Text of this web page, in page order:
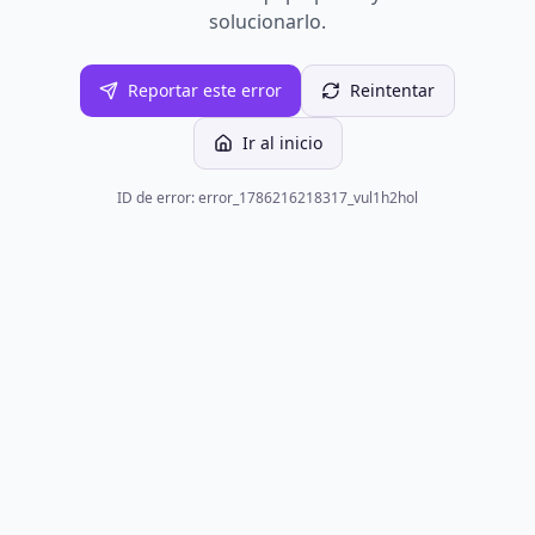
solucionarlo.
Reportar este error Reintentar
Ir al inicio
ID de error: error_1786216218317_vul1h2hol